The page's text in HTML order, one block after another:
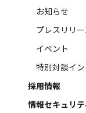
お知らせ
プレスリリー
イベント
特別対談イ
採用情報
情報セキュリ